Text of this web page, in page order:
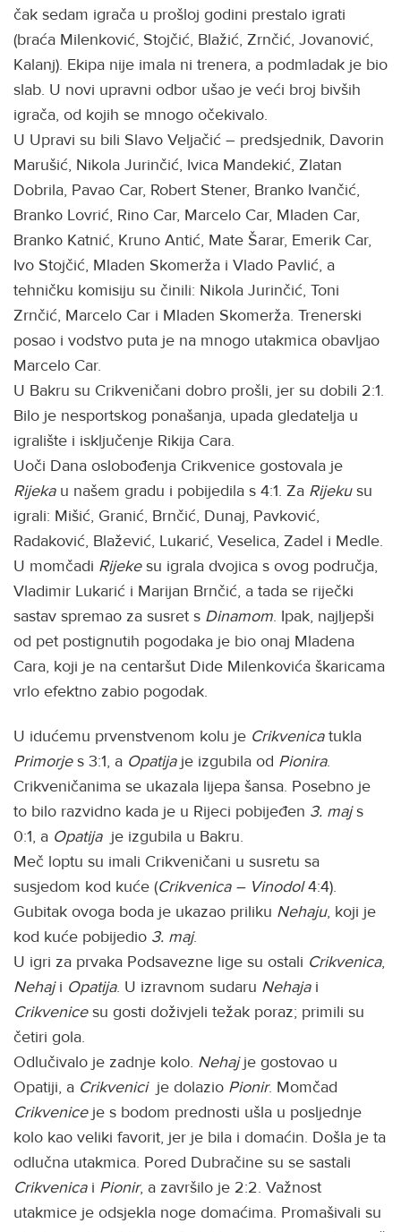
čak sedam igrača u prošloj godini prestalo igrati
(braća Milenković, Stojčić, Blažić, Zrnčić, Jovanović,
Kalanj). Ekipa nije imala ni trenera, a podmladak je bio
slab. U novi upravni odbor ušao je veći broj bivših
igrača, od kojih se mnogo očekivalo.
U Upravi su bili Slavo Veljačić – predsjednik, Davorin
Marušić, Nikola Jurinčić, Ivica Mandekić, Zlatan
Dobrila, Pavao Car, Robert Stener, Branko Ivančić,
Branko Lovrić, Rino Car, Marcelo Car, Mladen Car,
Branko Katnić, Kruno Antić, Mate Šarar, Emerik Car,
Ivo Stojčić, Mladen Skomerža i Vlado Pavlić, a
tehničku komisiju su činili: Nikola Jurinčić, Toni
Zrnčić, Marcelo Car i Mladen Skomerža. Trenerski
posao i vodstvo puta je na mnogo utakmica obavljao
Marcelo Car.
U Bakru su Crikveničani dobro prošli, jer su dobili 2:1.
Bilo je nesportskog ponašanja, upada gledatelja u
igralište i isključenje Rikija Cara.
Uoči Dana oslobođenja Crikvenice gostovala je
Rijekau našem gradu i pobijedila s 4:1. Za Rijekusu
igrali: Mišić, Granić, Brnčić, Dunaj, Pavković,
Radaković, Blažević, Lukarić, Veselica, Zadel i Medle.
U momčadi Rijekesu igrala dvojica s ovog područja,
Vladimir Lukarić i Marijan Brnčić, a tada se riječki
sastav spremao za susret s Dinamom. Ipak, najljepši
od pet postignutih pogodaka je bio onaj Mladena
Cara, koji je na centaršut Dide Milenkovića škaricama
vrlo efektno zabio pogodak.
U idućemu prvenstvenom kolu je Crikvenicatukla
Primorjes 3:1, a Opatijaje izgubila od Pionira.
Crikveničanima se ukazala lijepa šansa. Posebno je
to bilo razvidno kada je u Rijeci pobijeđen 3. majs
0:1, a Opatijaje izgubila u Bakru.
Meč loptu su imali Crikveničani u susretu sa
susjedom kod kuće (Crikvenica – Vinodol4:4).
Gubitak ovoga boda je ukazao priliku Nehaju, koji je
kod kuće pobijedio 3. maj.
U igri za prvaka Podsavezne lige su ostali Crikvenica,
Nehaji Opatija. U izravnom sudaru Nehajai
Crikvenicesu gosti doživjeli težak poraz; primili su
četiri gola.
Odlučivalo je zadnje kolo. Nehajje gostovao u
Opatiji, a Crikvenicije dolazio Pionir. Momčad
Crikveniceje s bodom prednosti ušla u posljednje
kolo kao veliki favorit, jer je bila i domaćin. Došla je ta
odlučna utakmica. Pored Dubračine su se sastali
Crikvenica i Pionir, a završilo je 2:2. Važnost
utakmice je odsjekla noge domaćima. Promašivali su